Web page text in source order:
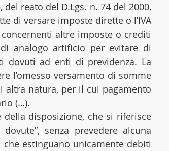
reato del D.Lgs. n. 74 del 2000,
di versare imposte dirette o l’IVA
altre imposte o crediti
analogo artificio per evitare di
dovuti ad enti di previdenza. La
l’omesso versamento di somme
natura, per il cui pagamento
(…).
disposizione, che si riferisce
senza prevedere alcuna
estinguano unicamente debiti